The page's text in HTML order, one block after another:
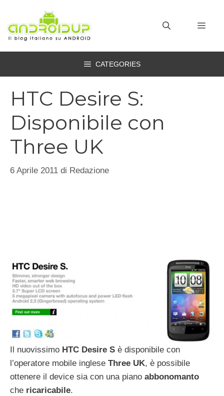
contenuto
CATEGORIES
HTC Desire S:
Disponibile con
Three UK
6 Aprile 2011 di Redazione
Il nuovissimo HTC Desire S è disponibile con
l’operatore mobile inglese Three UK, è possibile
ottenere il device sia con una piano abbonomanto
che ricaricabile.